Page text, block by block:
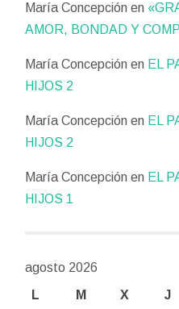
María Concepción en
AMOR, BONDAD Y
María Concepción en EL
HIJOS 2
María Concepción en EL
HIJOS 2
María Concepción en EL
HIJOS 1
agosto 2026
L
M X J